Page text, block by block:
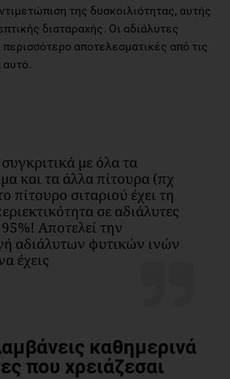
της δυσκοιλιότητας, αυτής
διαταραχής. Οι αδιάλυτες
περισσότερο αποτελεσματικές από τις
με όλα τα
και τα άλλα πίτουρα (πχ
πίτουρο σιταριού έχει τη
σε αδιάλυτες
95%! Αποτελεί την
αδιάλυτων φυτικών ινών
έχεις
καθημερινά
που χρειάζεσαι